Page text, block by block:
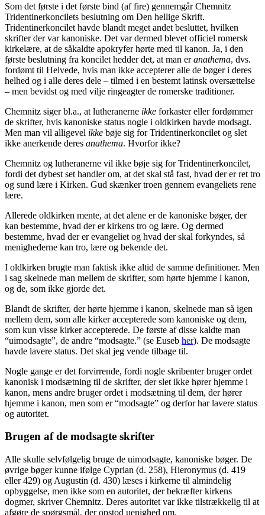
Som det første i det første bind (af fire) gennemgår Chemnitz
Tridentinerkoncilets beslutning om Den hellige Skrift.
Tridentinerkoncilet havde blandt meget andet besluttet, hvilken
skrifter der var kanoniske. Det var dermed blevet officiel romersk
kirkelære, at de såkaldte apokryfer hørte med til kanon. Ja, i den
første beslutning fra koncilet hedder det, at man eranathema, dvs.
fordømt til Helvede, hvis man ikke accepterer alle de bøger i deres
helhed og i alle deres dele – tilmed i en bestemt latinsk oversættelse
– men bevidst og med vilje ringeagter de romerske traditioner.
Chemnitz siger bl.a., at lutheranerne ikke forkaster eller fordømmer
de skrifter, hvis kanoniske status nogle i oldkirken havde modsagt.
Men man vil alligevel ikke bøje sig for Tridentinerkoncilet og slet
ikke anerkende deres anathema. Hvorfor ikke?
Chemnitz og lutheranerne vil ikke bøje sig for Tridentinerkoncilet,
fordi det dybest set handler om, at det skal stå fast, hvad der er ret tro
og sund lære i Kirken. Gud skænker troen gennem evangeliets rene
lære.
Allerede oldkirken mente, at det alene er de kanoniske bøger, der
kan bestemme, hvad der er kirkens tro og lære. Og dermed
bestemme, hvad der er evangeliet og hvad der skal forkyndes, så
menighederne kan tro, lære og bekende det.
I oldkirken brugte man faktisk ikke altid de samme definitioner. Men
i sag skelnede man mellem de skrifter, som hørte hjemme i kanon,
og de, som ikke gjorde det.
Blandt de skrifter, der hørte hjemme i kanon, skelnede man så igen
mellem dem, som alle kirker accepterede som kanoniske og dem,
som kun visse kirker accepterede. De første af disse kaldte man
“uimodsagte”, de andre “modsagte.” (se Euseb her). De modsagte
havde lavere status. Det skal jeg vende tilbage til.
Nogle gange er det forvirrende, fordi nogle skribenter bruger ordet
kanonisk i modsætning til de skrifter, der slet ikke hører hjemme i
kanon, mens andre bruger ordet i modsætning til dem, der hører
hjemme i kanon, men som er “modsagte” og derfor har lavere status
og autoritet.
Brugen af de modsagte skrifter
Alle skulle selvfølgelig bruge de uimodsagte, kanoniske bøger. De
øvrige bøger kunne ifølge Cyprian (d. 258), Hieronymus (d. 419
eller 429) og Augustin (d. 430) læses i kirkerne til almindelig
opbyggelse, men ikke som en autoritet, der bekræfter kirkens
dogmer, skriver Chemnitz. Deres autoritet var ikke tilstrækkelig til at
afgøre de spørgsmål, der opstod uenighed om.